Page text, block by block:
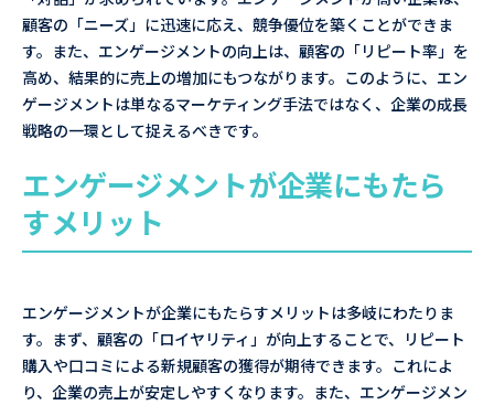
顧客の「ニーズ」に迅速に応え、競争優位を築くことができま
す。また、エンゲージメントの向上は、顧客の「リピート率」を
高め、結果的に売上の増加にもつながります。このように、エン
ゲージメントは単なるマーケティング手法ではなく、企業の成長
戦略の一環として捉えるべきです。
エンゲージメントが企業にもたら
すメリット
エンゲージメントが企業にもたらすメリットは多岐にわたりま
す。まず、顧客の「ロイヤリティ」が向上することで、リピート
購入や口コミによる新規顧客の獲得が期待できます。これによ
り、企業の売上が安定しやすくなります。また、エンゲージメン